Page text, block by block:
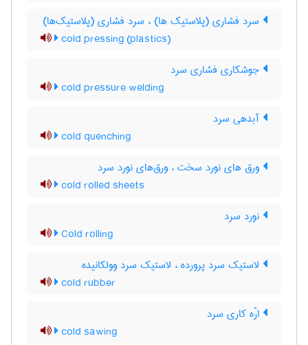
سرد فشاری (پلاستیک ها) ، سرد فشاری (پلاستیک‌ها)
cold pressing (plastics)
جوشکاری فشاری سرد
cold pressure welding
آبدهی سرد
cold quenching
ورق های نورد سخت ، ورق‌های نورد سرد
cold rolled sheets
نورد سرد
Cold rolling
لاستیک سرد پرورده ، لاستیک سرد وولکانیده
cold rubber
ارّه کاری سرد
cold sawing